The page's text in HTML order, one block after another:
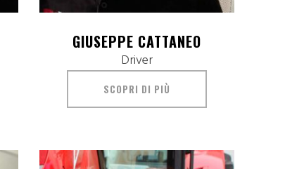
GIUSEPPE CATTANEO
Driver
SCOPRI DI PIÙ